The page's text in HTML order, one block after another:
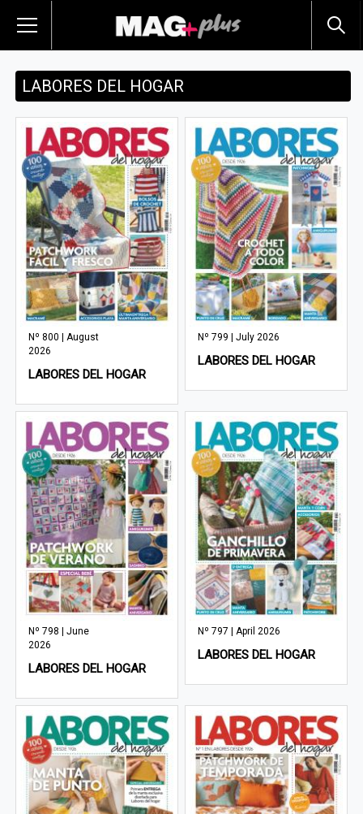
LABORES DEL HOGAR
Nº 800 | August
2026
LABORES DEL HOGAR
Nº 799 | July 2026
LABORES DEL HOGAR
Nº 798 | June
2026
LABORES DEL HOGAR
Nº 797 | April 2026
LABORES DEL HOGAR